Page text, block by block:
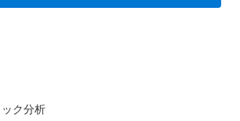
ク分析